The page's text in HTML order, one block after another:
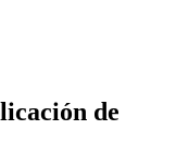
de